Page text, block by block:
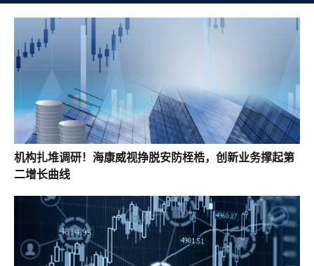
机构扎堆调研！海康威视挣脱安防桎梏，创新业务撑起第
二增长曲线